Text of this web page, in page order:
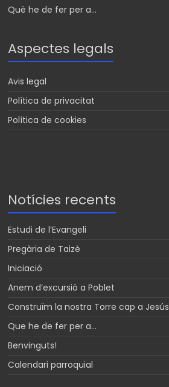
Què he de fer per a...
Aspectes legals
Avis legal
Política de privacitat
Política de cookies
Notícies recents
Estudi de l’Evangeli
Pregària de Taizè
Iniciació
Anem d’excursió a Poblet
Construïm la nostra Torre cap a Jesús
Que he de fer per a…
Benvinguts!
Calendari parroquial